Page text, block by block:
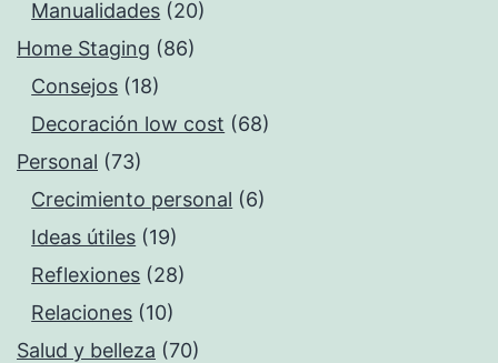
Manualidades (20)
Home Staging (86)
Consejos (18)
Decoración low cost (68)
Personal (73)
Crecimiento personal (6)
Ideas útiles (19)
Reflexiones (28)
Relaciones (10)
Salud y belleza (70)